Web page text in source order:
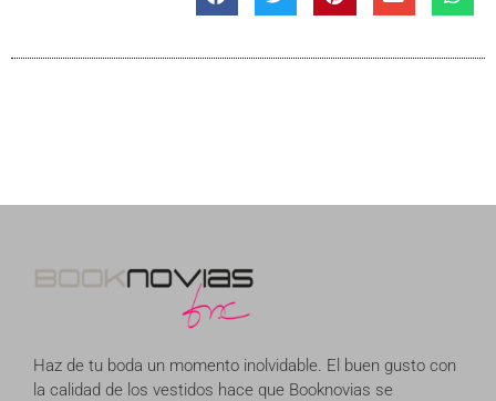
Haz de tu boda un momento inolvidable. El buen gusto con
la calidad de los vestidos hace que Booknovias se